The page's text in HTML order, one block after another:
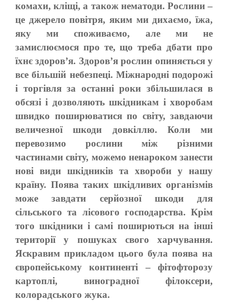
комахи, кліщі, а також нематоди. Рослини –
це джерело повітря, яким ми дихаємо, їжа,
яку ми споживаємо, але ми не
замислюємося про те, що треба дбати про
їхнє здоров’я. Здоров’я рослин опиняється у
все більшій небезпеці. Міжнародні подорожі
і торгівля за останні роки збільшилася в
обсязі і дозволяють шкідникам і хворобам
швидко поширюватися по світу, завдаючи
величезної шкоди довкіллю. Коли ми
перевозимо рослини між різними
частинами світу, можемо ненароком занести
нові види шкідників та хвороби у нашу
країну. Поява таких шкідливих організмів
може завдати серйозної шкоди для
сільського та лісового господарства. Крім
того шкідники і самі поширються на інші
території у пошуках свого харчування.
Яскравим прикладом цього була поява на
європейському континенті – фітофторозу
картоплі, виноградної філоксери,
колорадського жука.